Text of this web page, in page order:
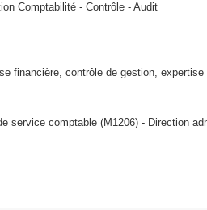
Comptabilité - Contrôle - Audit
financière, contrôle de gestion,
service comptable (M1206) - Direction